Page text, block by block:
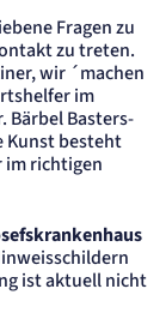
Fragen zu
zu treten.
wir ´machen
im
Bärbel Basters-
Kunst besteht
im richtigen
ist aktuell nicht
des
Opt-Out